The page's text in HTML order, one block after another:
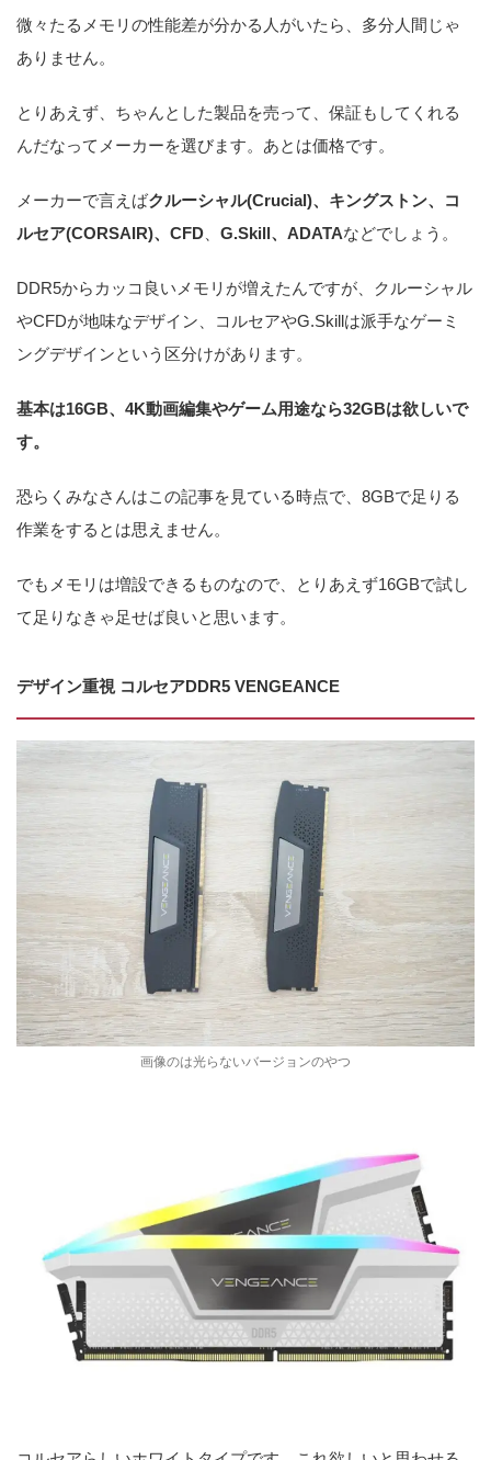
微々たるメモリの性能差が分かる人がいたら、多分人間じゃ
ありません。
とりあえず、ちゃんとした製品を売って、保証もしてくれる
んだなってメーカーを選びます。あとは価格です。
メーカーで言えばクルーシャル(Crucial)、キングストン、コ
ルセア(CORSAIR)、CFD
G.Skill、ADATAなどでしょう。
DDR5からカッコ良いメモリが増えたんですが、クルーシャル
やCFDが地味なデザイン、コルセアやG.Skillは派手なゲーミ
ングデザインという区分けがあります。
基本は16GB、4K動画編集やゲーム用途なら32GBは欲しいで
す。
恐らくみなさんはこの記事を見ている時点で、8GBで足りる
作業をするとは思えません。
でもメモリは増設できるものなので、とりあえず16GBで試し
て足りなきゃ足せば良いと思います。
デザイン重視 コルセアDDR5 VENGEANCE
画像のは光らないバージョンのやつ